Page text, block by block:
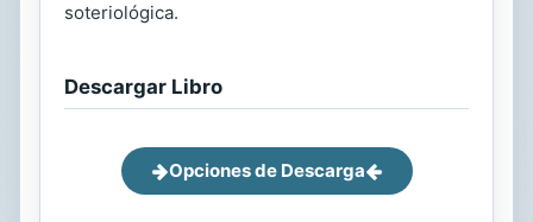
soteriológica.
Descargar Libro
Opciones de Descarga